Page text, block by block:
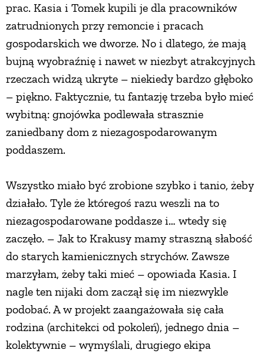
prac. Kasia i Tomek kupili je dla pracowników
zatrudnionych przy remoncie i pracach
gospodarskich we dworze. No i dlatego, że mają
bujną wyobraźnię i nawet w niezbyt atrakcyjnych
rzeczach widzą ukryte – niekiedy bardzo głęboko
– piękno. Faktycznie, tu fantazję trzeba było mieć
wybitną: gnojówka podlewała strasznie
zaniedbany dom z niezagospodarowanym
poddaszem.
Wszystko miało być zrobione szybko i tanio, żeby
działało. Tyle że któregoś razu weszli na to
niezagospodarowane poddasze i… wtedy się
zaczęło. – Jak to Krakusy mamy straszną słabość
do starych kamienicznych strychów. Zawsze
marzyłam, żeby taki mieć – opowiada Kasia. I
nagle ten nijaki dom zaczął się im niezwykle
podobać. A w projekt zaangażowała się cała
rodzina (architekci od pokoleń), jednego dnia –
kolektywnie – wymyślali, drugiego ekipa
ZUPY
DANIA GŁÓWNE
CIASTA I DESERY
DODATKI
PRZETWORY
INNE